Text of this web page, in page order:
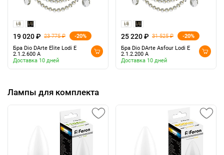
19 020 ₽ 23 775 ₽
-20%
Бра Dio DArte Elite Lodi E
2.1.2.600 A
Доставка 10 дней
25 220 ₽ 31 525 ₽
-20%
Бра Dio DArte Asfour Lodi E
2.1.2.200 A
Доставка 10 дней
Лампы для комплекта